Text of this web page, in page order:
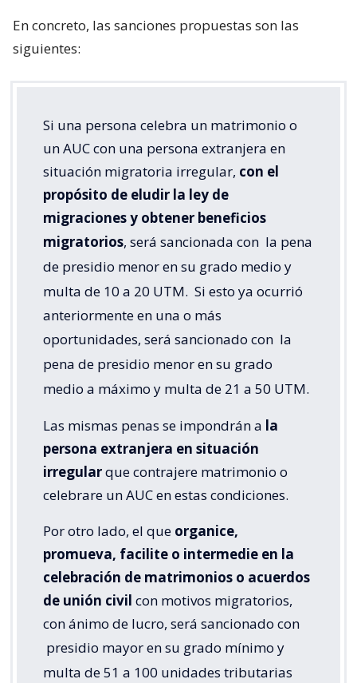
En concreto, las sanciones propuestas son las
siguientes:
Si una persona celebra un matrimonio o
un AUC con una persona extranjera en
situación migratoria irregular, con el
propósito de eludir la ley de
migraciones y obtener beneficios
migratorios, será sancionada con la pena
de presidio menor en su grado medio y
multa de 10 a 20 UTM. Si esto ya ocurrió
anteriormente en una o más
oportunidades, será sancionado con la
pena de presidio menor en su grado
medio a máximo y multa de 21 a 50 UTM.
Las mismas penas se impondrán a la
persona extranjera en situación
irregularque contrajere matrimonio o
celebrare un AUC en estas condiciones.
Por otro lado, el que organice,
promueva, facilite o intermedie en la
celebración de matrimonios o acuerdos
de unión civil con motivos migratorios,
con ánimo de lucro, será sancionado con
presidio mayor en su grado mínimo y
multa de 51 a 100 unidades tributarias